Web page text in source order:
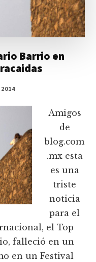
Barrio en
Amigos
de
blog.com
.mx esta
es una
triste
noticia
para el
el Top
falleció en un
en un Festival